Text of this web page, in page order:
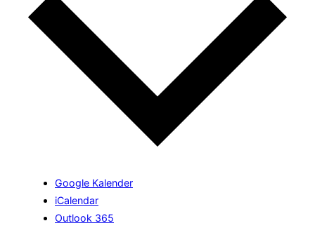
Google Kalender
iCalendar
Outlook 365